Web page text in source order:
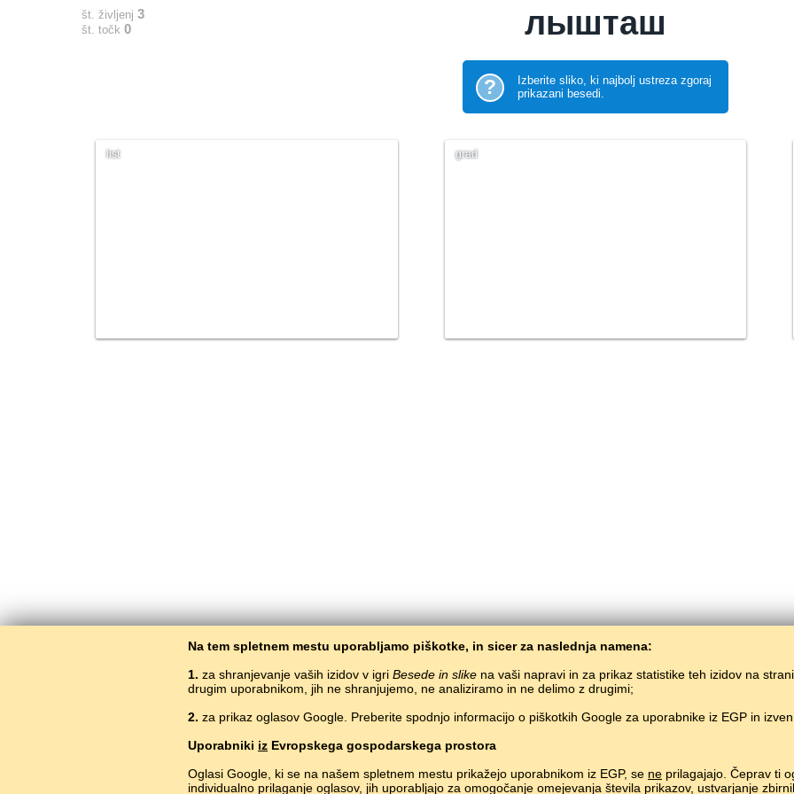
Na tem spletnem mestu uporabljamo piškotke, in sicer za naslednja namena:
1. za shranjevanje vaših izidov v igri Besede in slike na vaši napravi in za prikaz statistike teh izidov na strani
drugim uporabnikom, jih ne shranjujemo, ne analiziramo in ne delimo z drugimi;
2. za prikaz oglasov Google. Preberite spodnjo informacijo o piškotkih Google za uporabnike iz EGP in
Uporabniki iz Evropskega gospodarskega prostora
Oglasi Google, ki se na našem spletnem mestu prikažejo uporabnikom iz EGP, se ne prilagajajo. Čeprav ti
individualno prilaganje oglasov, jih uporabljajo za omogočanje omejevanja števila prikazov, ustvarjanje
št. življenj 3
št. točk 0 лышташ
?
Izberite sliko, ki najbolj ustreza zgoraj
prikazani besedi.
list grad
BaltoSlav / Besede in slike/ Marijščina v slikah
Copyright © 2015–2025 BALTOSLAV.